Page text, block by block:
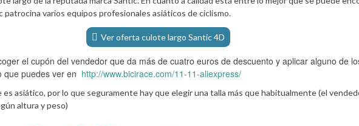
patrocina varios equipos profesionales asiáticos de ciclismo.
Ver oferta culote largo Santic 4D
el cupón del vendedor que da más de cuatro euros de descuento y aplicar alguno de
que puedes ver en http://www.bicirace.com/11-11-aliexpress/
es asiático, por lo que seguramente hay que elegir una talla más que habitualmente (el
altura y peso)